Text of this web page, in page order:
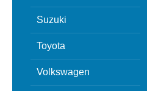
Suzuki
Toyota
Volkswagen